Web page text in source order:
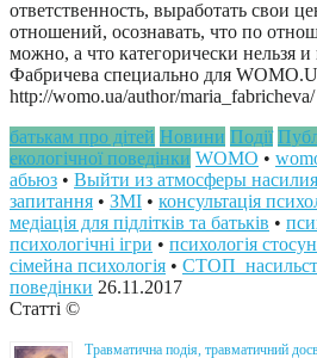
ответственность, выработать свои
отношений, осознавать, что по
можно, а что категорически нельзя
Фабричева специально для
http://womo.ua/author/maria_fabricheva/
батькам про дітей Новини Події
екологічної поведінки WOMO •
абьюз • Выйти из атмосферы насилия
запитання • ЗМІ • консультація
медіація для підлітків та батьків •
психологічні ігри • психологія
сімейна психологія •
поведінки 26.11.2017
Статті ©
Травматична подія, травматичний